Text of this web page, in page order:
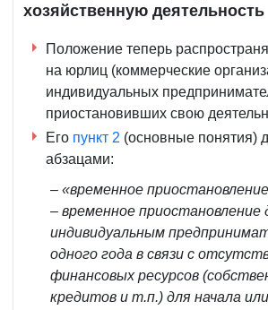
хозяйственную деятельность
Положение теперь
на юрлиц (коммерческие
индивидуальных
приостановивших свою
Его пункт 2 (основные понятия)
абзацами:
– «временное
– временное приостановление
индивидуальным
одного года в связи с
финансовых ресурсов
кредитов и т.п.) для начала или